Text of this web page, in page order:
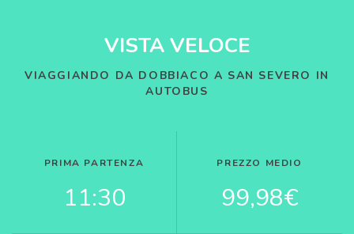
VISTA VELOCE
VIAGGIANDO DA DOBBIACO A SAN SEVERO IN
AUTOBUS
PRIMA PARTENZA
11:30
PREZZO MEDIO
99,98€